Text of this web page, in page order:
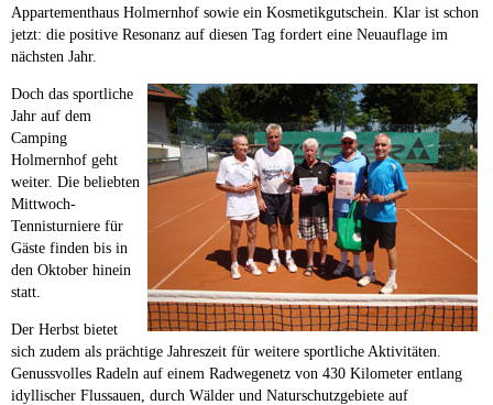
Appartementhaus Holmernhof sowie ein Kosmetikgutschein. Klar ist schon
jetzt: die positive Resonanz auf diesen Tag fordert eine Neuauflage im
nächsten Jahr.
Doch das sportliche
Jahr auf dem
Camping
Holmernhof geht
weiter. Die beliebten
Mittwoch-
Tennisturniere für
Gäste finden bis in
den Oktober hinein
statt.
Der Herbst bietet
sich zudem als prächtige Jahreszeit für weitere sportliche Aktivitäten.
Genussvolles Radeln auf einem Radwegenetz von 430 Kilometer entlang
idyllischer Flussauen, durch Wälder und Naturschutzgebiete auf